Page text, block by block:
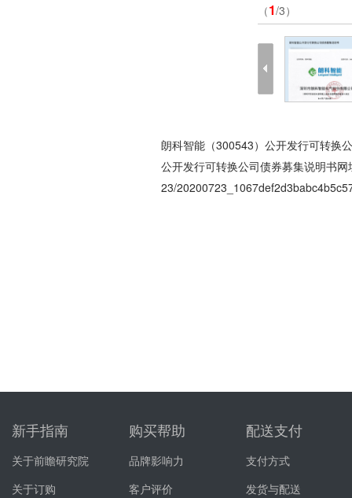
（1/3）
朗科智能（300543）公开发行可转换
公开发行可转换公司债券募集说明书网
23/
新手指南
关于前瞻研究院
关于订购
购买帮助
品牌影响力
客户评价
配送支付
支付方式
发货与配送